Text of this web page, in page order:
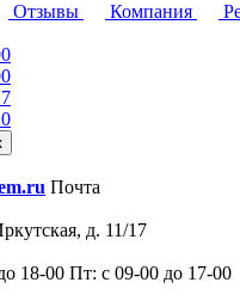
Отзывы Компания
Почта
д. 11/17
18-00 Пт: с 09-00 до 17-00